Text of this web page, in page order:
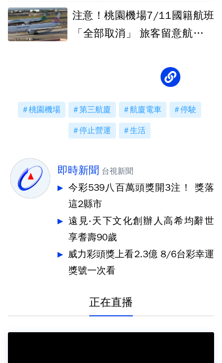
注意！桃園機場7/11國籍航班
「全部取消」 旅客留意航班異
桃園機場 第三航廈 航廈電車 停駛
停止營運 生活
即時新聞 台視新聞
今彩539八百萬頭獎開3注！ 獎落
這2縣市
遠見‧天下文化創辦人高希均辭世
享耆壽90歲
威力彩頭獎上看2.3億 8/6台彩幸運
獎號一次看
正在直播